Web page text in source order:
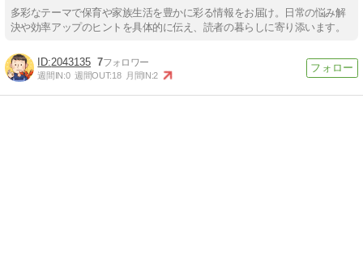
多彩なテーマで保育や家族生活を豊かに彩る情報をお届け。日常の悩み解
決や効率アップのヒントを具体的に伝え、読者の暮らしに寄り添います。
2043135 7
週間IN:0 週間OUT:18 月間IN:2